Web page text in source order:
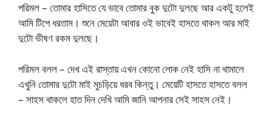
পরিমল – তোমার হাসিতে যে ভাবে তোমার বুক দুটো দুলছে আর একটু হলেই
আমি টিপে ধরতাম। শুনে মেয়েটা আবার ওই ভাবেই হাসতে থাকল আর মাই
দুটো ভীষণ রকম দুলছে।
পরিমল বলল – দেখ এই রাস্তায় এখন কোনো লোক নেই হাসি না থামালে
এখুনি তোমার দুটো মাই মুচড়িয়ে ধরব কিন্তু। মেয়েটি হাসতে হাসতে বলল
– সাহস থাকলে হাত দিন দেখি আমি জানি আপনার সেই সাহস নেই।